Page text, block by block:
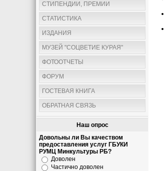
СТИПЕНДИИ, ПРЕМИИ
СТАТИСТИКА
ИЗДАНИЯ
МУЗЕЙ "СОЦВЕТИЕ КУРАЯ"
ФОТООТЧЕТЫ
ФОРУМ
ГОСТЕВАЯ КНИГА
ОБРАТНАЯ СВЯЗЬ
Наш опрос
Довольны ли Вы качеством
предоставления услуг ГБУКИ
РУМЦ Минкультуры РБ?
Доволен
Частично доволен